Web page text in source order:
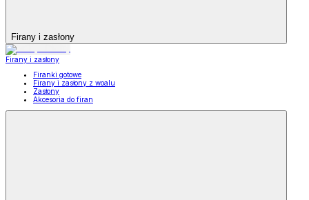
Firany i zasłony
Firany i zasłony
Firanki gotowe
Firany i zasłony z woalu
Zasłony
Akcesoria do firan